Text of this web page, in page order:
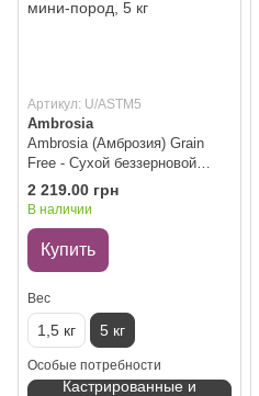
Артикул: U/ASTM5
Ambrosia
Ambrosia (Амброзия) Grain
Free - Сухой беззерновой
корм с индейкой и свежим
лососем для пожилых
пород, 5 кг
2 219.00 грн
В наличии
Купить
Вес
1,5 кг 5 кг
Особые потребности
Кастрированные и